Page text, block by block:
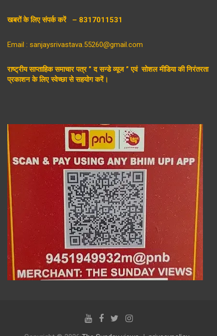
खबरों के लिए संपर्क करें – 8317011531
Email : sanjaysrivastava.55260@gmail.com
राष्ट्रीय साप्ताहिक समाचार पत्र ” द सन्डे व्यूज ” एवं सोशल मीडिया की निरंतरता
प्रकाशन के लिए स्वेच्छा से सहयोग करें।